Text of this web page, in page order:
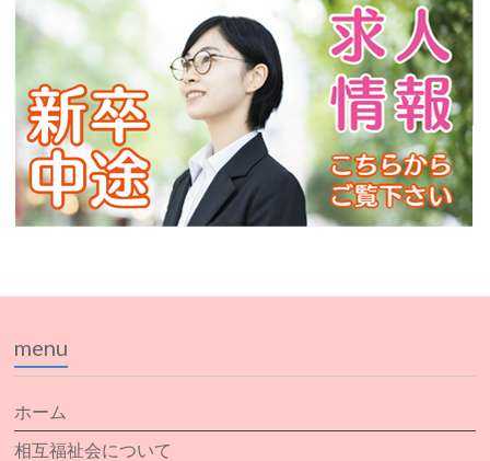
menu
ホーム
相互福祉会について